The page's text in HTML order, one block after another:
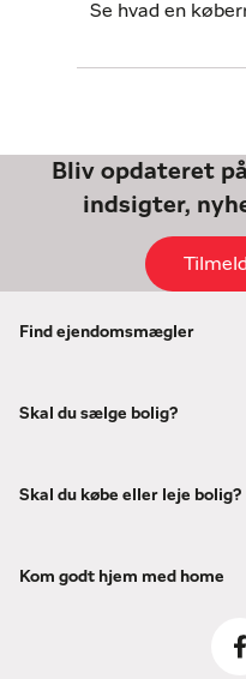
Se hvad en
Bliv opdateret
indsigter,
Find ejendomsmægler
Skal du sælge bolig?
Skal du købe eller leje bolig?
Kom godt hjem med home